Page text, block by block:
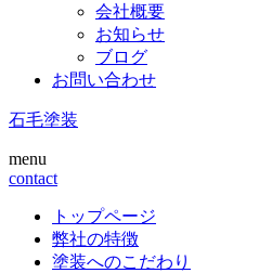
会社概要
お知らせ
ブログ
お問い合わせ
石毛塗装
menu
contact
トップページ
弊社の特徴
塗装へのこだわり